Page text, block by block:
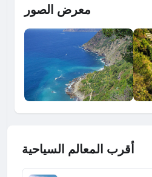
معرض الصور
أقرب المعالم السياحية